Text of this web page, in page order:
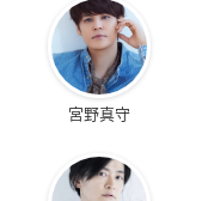
宮野真守